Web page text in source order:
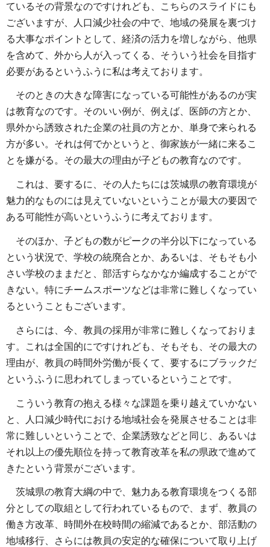
ているその背景なのですけれども、こちらのスライドにも
ございますが、人口減少社会の中で、地域の発展を裏づけ
る大事なポイントとして、経済の活力を増しながら、他県
を含めて、外から人が入ってくる、そういう社会を目指す
必要があるというふうに私は考えております。
そのときの大きな障害になっている可能性があるのが実
は教育なのです。そのいい例が、例えば、医師の方とか、
県外から誘致された企業の社員の方とか、単身で来られる
方が多い。それは何でかというと、御家族が一緒に来るこ
とを嫌がる。その最大の理由が子どもの教育なのです。
これは、要するに、その人たちには茨城県の教育環境が
魅力的なものには見えていないということが最大の要因で
ある可能性が高いというふうに考えております。
そのほか、子どもの数がピークの半分以下になっている
という状況で、学校の統廃合とか、あるいは、そもそも小
さい学校のままだと、部活すらなかなか編成することがで
きない。特にチームスポーツなどは非常に難しくなってい
るということもございます。
さらには、今、教員の採用が非常に難しくなっておりま
す。これは全国的にですけれども、そもそも、その最大の
理由が、教員の時間外労働が長くて、要するにブラックだ
というふうに思われてしまっているということです。
こういう教育の抱える様々な課題を乗り越えていかない
と、人口減少時代における地域社会を発展させることは非
常に難しいということで、企業誘致などと同じ、あるいは
それ以上の優先順位を持って教育改革を私の県政で進めて
きたという背景がございます。
茨城県の教育大綱の中で、魅力ある教育環境をつくる部
分としての取組として行われているもので、まず、教員の
働き方改革、時間外在校時間の縮減であるとか、部活動の
地域移行、さらには教員の安定的な確保について取り上げ